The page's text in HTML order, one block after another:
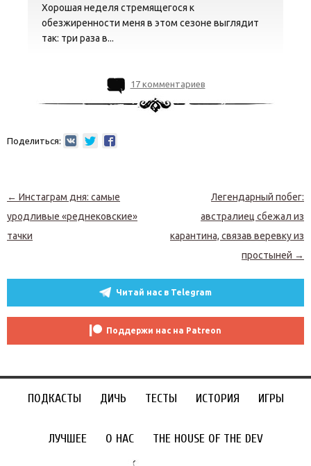
Хорошая неделя стремящегося к
обезжиренности меня в этом сезоне выглядит
так: три раза в...
17 комментариев
Поделиться:
Навигация по записям
← Инстаграм дня: самые
уродливые «реднековские»
тачки
Легендарный побег:
австралиец сбежал из
карантина, связав веревку из
простыней →
Читай нас в Telegram
Поддержи нас на Patreon
ПОДКАСТЫ ДИЧЬ ТЕСТЫ ИСТОРИЯ ИГРЫ
ЛУЧШЕЕ О НАС THE HOUSE OF THE DEV